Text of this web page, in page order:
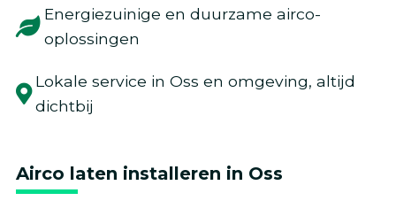
Energiezuinige en duurzame airco-
oplossingen
Lokale service in Oss en omgeving, altijd
dichtbij
Airco laten installeren in Oss